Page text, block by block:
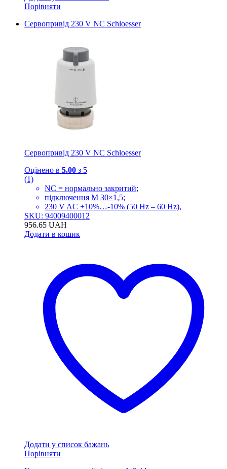
Порівняти
Сервопривід 230 V NC Schloesser
Сервопривід 230 V NC Schloesser
Оцінено в 5.00 з 5
(1)
NC = нормально закритий;
підключення M 30×1,5;
230 V AC +10%…-10% (50 Hz – 60 Hz),
SKU: 94009400012
956.65 UAH
Додати в кошик
Додати у список бажань
Порівняти